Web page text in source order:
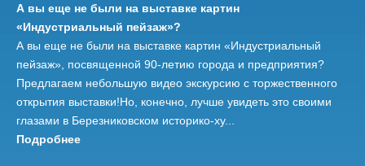
А вы еще не были на выставке картин
«Индустриальный пейзаж»?
А вы еще не были на выставке картин «Индустриальный
пейзаж», посвященной 90-летию города и предприятия?
Предлагаем небольшую видео экскурсию с торжественного
открытия выставки!Но, конечно, лучше увидеть это своими
глазами в Березниковском историко-ху...
Подробнее